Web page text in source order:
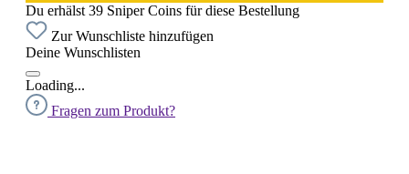
Du erhälst 39 Sniper Coins für diese Bestellung
Zur Wunschliste hinzufügen
Deine Wunschlisten
Loading...
Fragen zum Produkt?